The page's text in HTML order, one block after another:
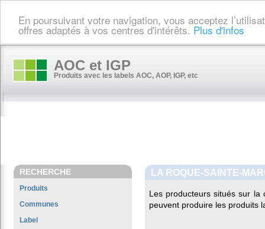
En poursuivant votre navigation, vous acceptez
offres adaptés à vos centres d'intérêts. Plus d'infos
AOC et IGP
Produits avec les labels AOC, AOP, IGP, etc
RECHERCHE
Produits
Communes
Label
LA ROQUE-SAINTE-
Les producteurs situés sur la
peuvent produire les produits